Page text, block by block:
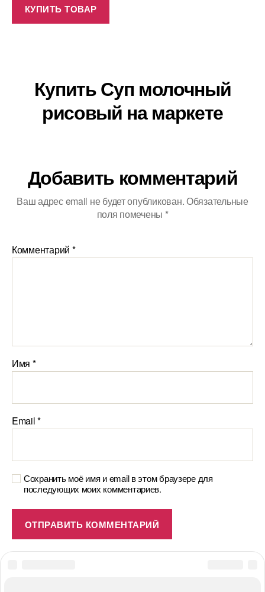
КУПИТЬ ТОВАР
Купить Суп молочный
рисовый на маркете
Добавить комментарий
Ваш адрес email не будет опубликован.Обязательные
поля помечены *
Комментарий *
Имя *
Email*
Сохранить моё имя и email в этом браузере для
последующих моих комментариев.